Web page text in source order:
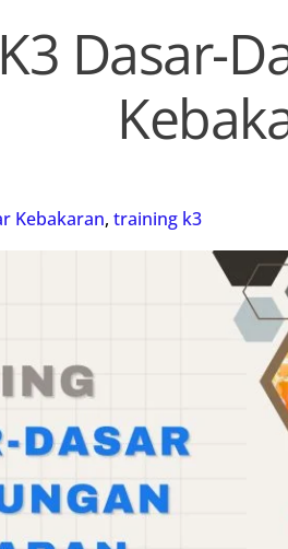
Dasar-
Kebakaran, training k3